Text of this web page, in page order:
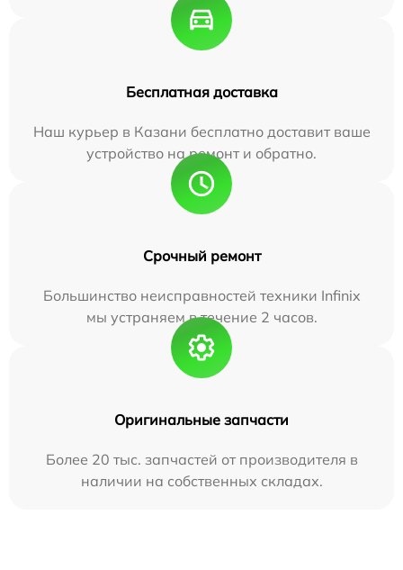
Бесплатная доставка
Наш курьер в Казани бесплатно доставит ваше
устройство на ремонт и обратно.
Срочный ремонт
Большинство неисправностей техники Infinix
мы устраняем в течение 2 часов.
Оригинальные запчасти
Более 20 тыс. запчастей от производителя в
наличии на собственных складах.